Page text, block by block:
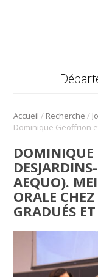
Accueil / Recherche /
DOMINIQUE
AEQUO).
ORALE
GRADUÉS